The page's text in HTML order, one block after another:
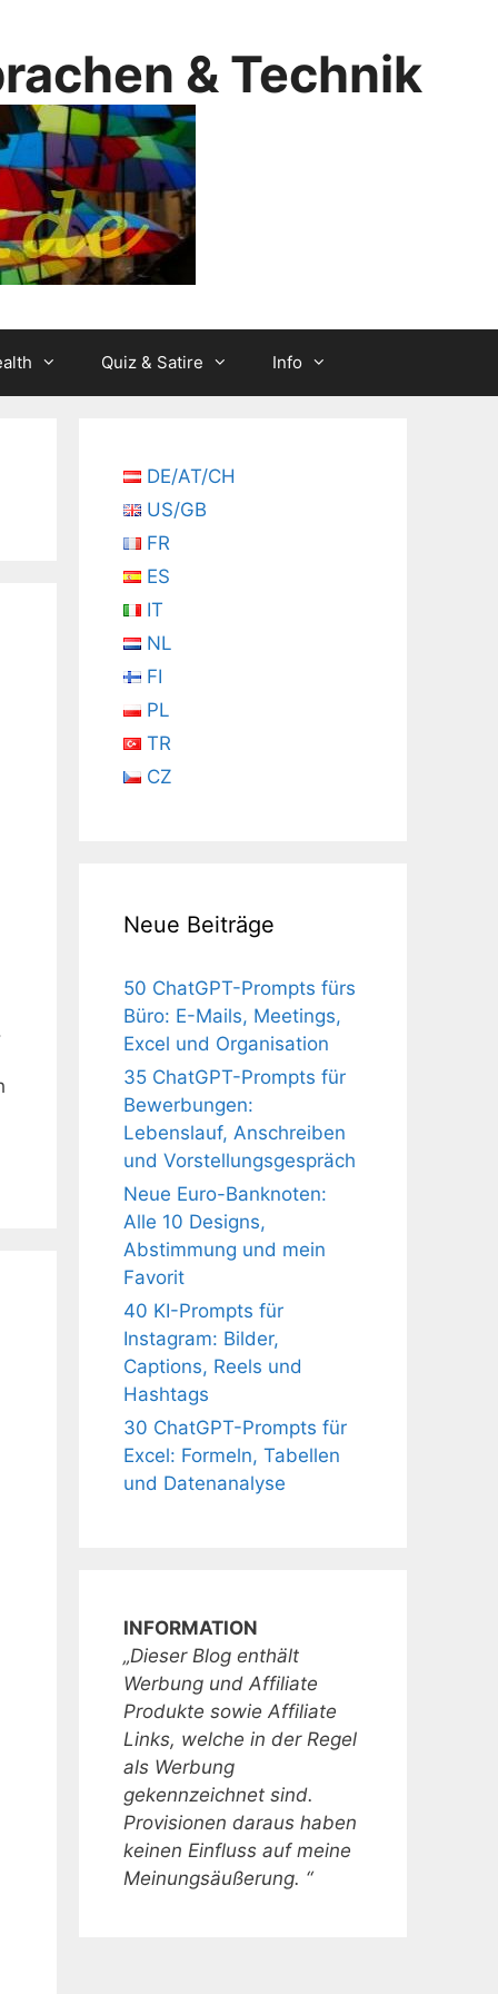
& Technik
Quiz & Satire Info
DE/AT/CH
US/GB
FR
ES
IT
NL
FI
PL
TR
CZ
Neue Beiträge
50 ChatGPT-Prompts fürs
Büro: E-Mails, Meetings,
Excel und Organisation
35 ChatGPT-Prompts für
Bewerbungen:
Lebenslauf, Anschreiben
und Vorstellungsgespräch
Neue Euro-Banknoten:
Alle 10 Designs,
Abstimmung und mein
Favorit
40 KI-Prompts für
Instagram: Bilder,
Captions, Reels und
Hashtags
30 ChatGPT-Prompts für
Excel: Formeln, Tabellen
und Datenanalyse
INFORMATION
„Dieser Blog enthält
Werbung und Affiliate
Produkte sowie Affiliate
Links, welche in der Regel
als Werbung
gekennzeichnet sind.
Provisionen daraus haben
keinen Einfluss auf meine
Meinungsäußerung. “